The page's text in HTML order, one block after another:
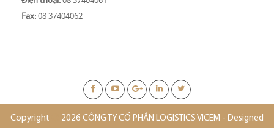
Fax:08 37404062
Copyright 2026 CÔNG TY CỔ PHẦN LOGISTICS VICEM - Designed